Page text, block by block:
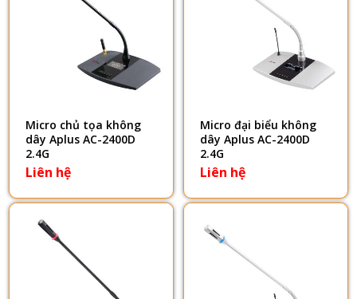
Micro chủ tọa không
dây Aplus AC-2400D
2.4G
Liên hệ
Micro đại biểu không
dây Aplus AC-2400D
2.4G
Liên hệ